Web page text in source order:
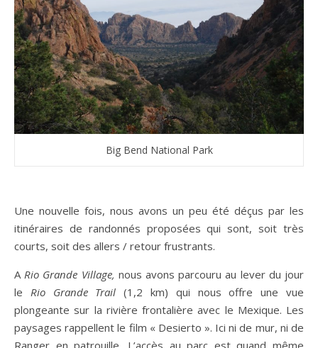
Big Bend National Park
Une nouvelle fois, nous avons un peu été déçus par les
itinéraires de randonnés proposées qui sont, soit très
courts, soit des allers / retour frustrants.
ARio Grande Village, nous avons parcouru au lever du jour
le Rio Grande Trail (1,2 km) qui nous offre une vue
plongeante sur la rivière frontalière avec le Mexique. Les
paysages rappellent le film « Desierto ». Ici ni de mur, ni de